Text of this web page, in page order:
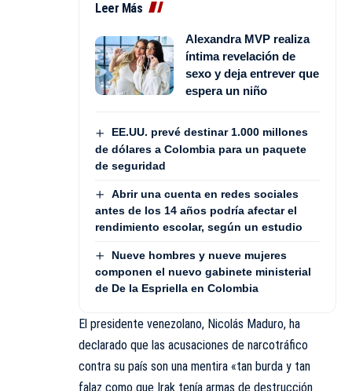
Leer Más
Alexandra MVP realiza
íntima revelación de
sexo y deja entrever que
espera un niño
EE.UU. prevé destinar 1.000 millones
de dólares a Colombia para un paquete
de seguridad
Abrir una cuenta en redes sociales
antes de los 14 años podría afectar el
rendimiento escolar, según un estudio
Nueve hombres y nueve mujeres
componen el nuevo gabinete ministerial
de De la Espriella en Colombia
El presidente venezolano, Nicolás Maduro, ha
declarado que las acusaciones de narcotráfico
contra su país son una mentira «tan burda y tan
falaz como que Irak tenía armas de destrucción